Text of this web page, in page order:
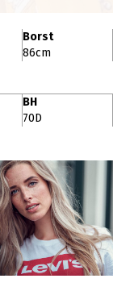
Borst
86cm
BH
70D